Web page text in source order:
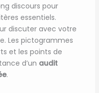
discours pour
essentiels.
discuter avec votre
Les pictogrammes
et les points de
d’un audit
.